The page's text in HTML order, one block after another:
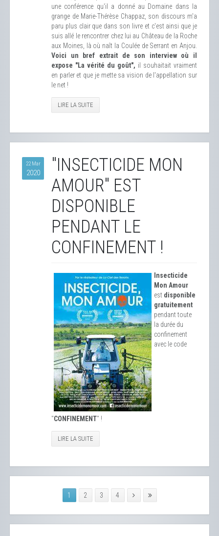
une conférence qu'il a donné au Domaine dans la
grange de Marie-Thérèse Chappaz, son discours m'a
paru plus clair que dans son livre et c'est ainsi que je
suis allé le rencontrer chez lui au Château de la Roche
aux Moines, là où naît la Coulée de Serrant en Anjou.
Voici un bref extrait de son interview où il
expose "La vérité du goût", il souhaitait vraiment
en parler et que je mette sa vision de l'appellation sur
le net !
LIRE LA SUITE
22 Mar
2020
"INSECTICIDE MON
AMOUR" EST
DISPONIBLE
PENDANT LE
CONFINEMENT !
Insecticide
Mon Amour
est disponible
gratuitement
pendant toute
la durée du
confinement
avec le code
"CONFINEMENT" !
LIRE LA SUITE
1 2 3 4